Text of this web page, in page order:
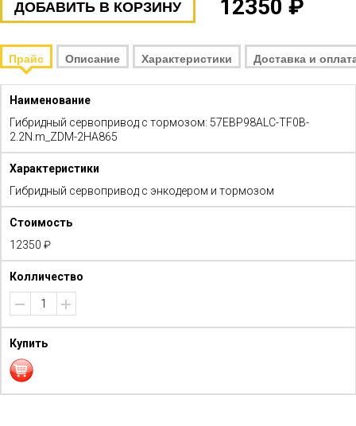
ДОБАВИТЬ В КОРЗИНУ 12350 ₽
Прайс Описание Характеристики Доставка и
Гибридный сервопривод с тормозом: 57EBP98ALC-TF0B-
2.2N.m_ZDM-2HA865
Гибридный сервопривод с энкодером и тормозом
12350 ₽